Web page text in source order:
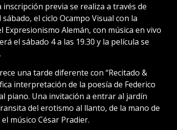
previa se realiza a través de
el ciclo Ocampo Visual con la
Expresionismo Alemán, con música en vivo
el sábado 4 a las 19.30 y la película se
una tarde diferente con “Recitado &
interpretación de la poesía de Federico
piano. Una invitación a entrar al jardín
del erotismo al llanto, de la mano de
músico César Pradier.